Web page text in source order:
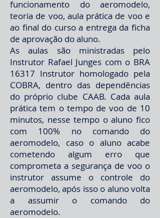
funcionamento do aeromodelo,
teoria de voo, aula prática de voo e
ao final do curso a entrega da ficha
de aprovação do aluno.
As aulas são ministradas pelo
Instrutor Rafael Junges com o BRA
16317 Instrutor homologado pela
COBRA, dentro das dependências
do próprio clube CAAB. Cada aula
prática tem o tempo de voo de 10
minutos, nesse tempo o aluno fico
com 100% no comando do
aeromodelo, caso o aluno acabe
cometendo algum erro que
comprometa a segurança de voo o
instrutor assume o controle do
aeromodelo, após isso o aluno volta
a assumir o comando do
aeromodelo.